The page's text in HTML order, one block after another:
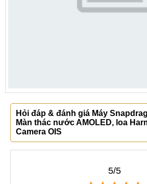
Hỏi đáp & đánh giá Máy
Màn thác nước AMOLED, loa
Camera OIS
5/5